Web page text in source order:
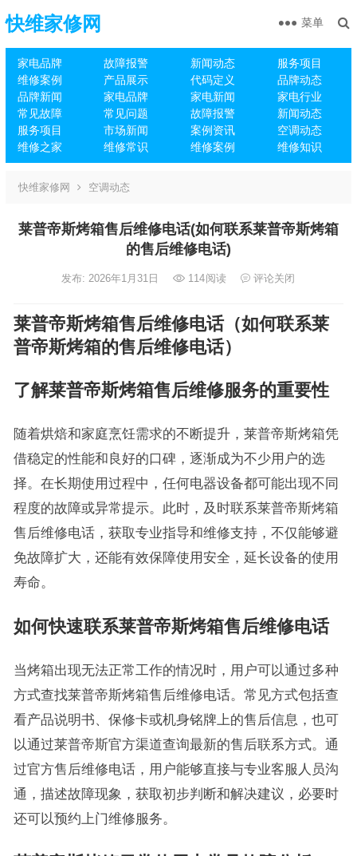
快维家修网
家电品牌 故障报警 新闻动态
服务项目
维修案例
产品展示 代码定义
品牌动态
品牌新闻
家电品牌 家电新闻
家电行业
常见故障
常见问题 故障报警
新闻动态
服务项目
市场新闻 案例资讯
空调动态
维修之家
维修常识 维修案例 维修知识
菜单
快维家修网 空调动态
莱普帝斯烤箱售后维修电话(如何联系莱普帝斯烤箱
的售后维修电话)
发布: 2026年1月31日 114阅读 评论关闭
莱普帝斯烤箱售后维修电话（如何联系莱
普帝斯烤箱的售后维修电话）
了解莱普帝斯烤箱售后维修服务的重要性
随着烘焙和家庭烹饪需求的不断提升，莱普帝斯烤箱凭
借稳定的性能和良好的口碑，逐渐成为不少用户的选
择。在长期使用过程中，任何电器设备都可能出现不同
程度的故障或异常提示。此时，及时联系莱普帝斯烤箱
售后维修电话，获取专业指导和维修支持，不仅能够避
免故障扩大，还能有效保障使用安全，延长设备的使用
寿命。
如何快速联系莱普帝斯烤箱售后维修电话
当烤箱出现无法正常工作的情况时，用户可以通过多种
方式查找莱普帝斯烤箱售后维修电话。常见方式包括查
看产品说明书、保修卡或机身铭牌上的售后信息，也可
以通过莱普帝斯官方渠道查询最新的售后联系方式。通
过官方售后维修电话，用户能够直接与专业客服人员沟
通，描述故障现象，获取初步判断和解决建议，必要时
还可以预约上门维修服务。